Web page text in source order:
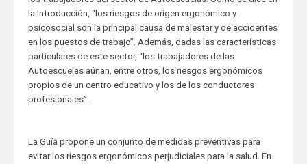
la Introducción, “los riesgos de origen ergonómico y
psicosocial son la principal causa de malestar y de accidentes
en los puestos de trabajo”. Además, dadas las características
particulares de este sector, “los trabajadores de las
Autoescuelas aúnan, entre otros, los riesgos ergonómicos
propios de un centro educativo y los de los conductores
profesionales”.
La Guía propone un conjunto de medidas preventivas para
evitar los riesgos ergonómicos perjudiciales para la salud. En